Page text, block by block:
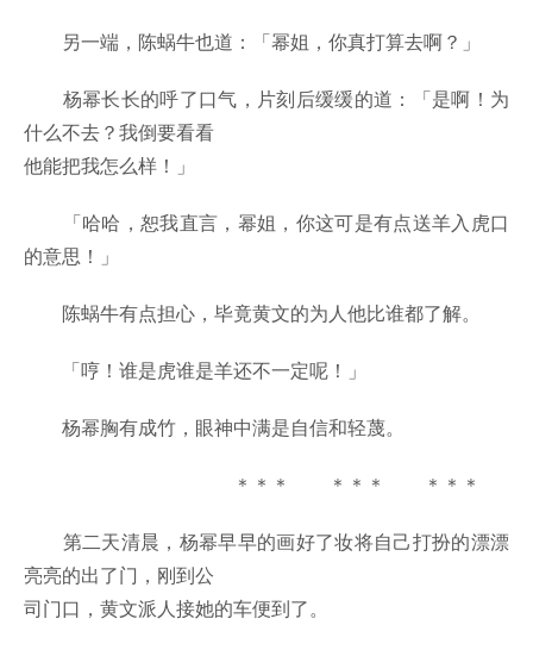
另一端，陈蜗牛也道：「幂姐，你真打算去啊？」
杨幂长长的呼了口气，片刻后缓缓的道：「是啊！为
什么不去？我倒要看看
他能把我怎么样！」
「哈哈，恕我直言，幂姐，你这可是有点送羊入虎口
的意思！」
陈蜗牛有点担心，毕竟黄文的为人他比谁都了解。
「哼！谁是虎谁是羊还不一定呢！」
杨幂胸有成竹，眼神中满是自信和轻蔑。
＊＊＊ ＊＊＊ ＊＊＊
第二天清晨，杨幂早早的画好了妆将自己打扮的漂漂
亮亮的出了门，刚到公
司门口，黄文派人接她的车便到了。